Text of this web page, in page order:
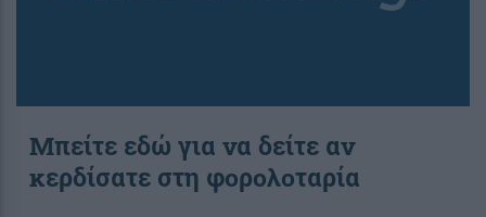
Μπείτε εδώ για να δείτε αν
κερδίσατε στη φορολοταρία